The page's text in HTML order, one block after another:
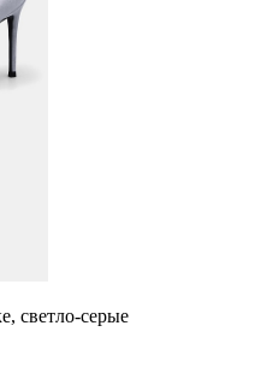
светло-серые